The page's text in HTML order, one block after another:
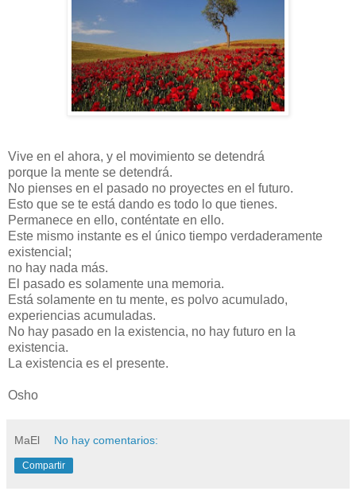
Vive en el ahora, y el movimiento se detendrá
porque la mente se detendrá.
No pienses en el pasado no proyectes en el futuro.
Esto que se te está dando es todo lo que tienes.
Permanece en ello, conténtate en ello.
Este mismo instante es el único tiempo verdaderamente
existencial;
no hay nada más.
El pasado es solamente una memoria.
Está solamente en tu mente, es polvo acumulado,
experiencias acumuladas.
No hay pasado en la existencia, no hay futuro en la
existencia.
La existencia es el presente.
Osho
MaEl No hay comentarios:
Compartir